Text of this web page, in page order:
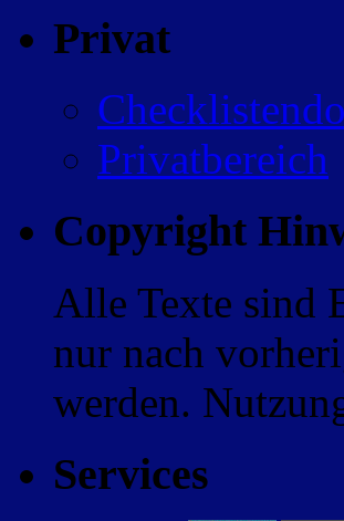
Privat
Privatbereich
Copyright
Alle Texte sind
nur nach
werden.
Services